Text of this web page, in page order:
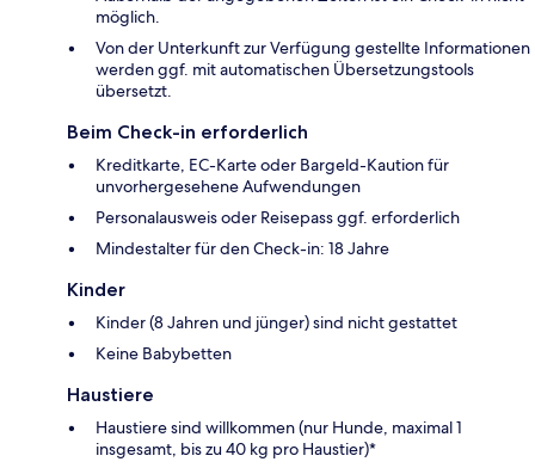
möglich.
Von der Unterkunft zur Verfügung gestellte Informationen
werden ggf. mit automatischen Übersetzungstools
übersetzt.
Beim Check-in erforderlich
Kreditkarte, EC-Karte oder Bargeld-Kaution für
unvorhergesehene Aufwendungen
Personalausweis oder Reisepass ggf. erforderlich
Mindestalter für den Check-in: 18 Jahre
Kinder
Kinder (8 Jahren und jünger) sind nicht gestattet
Keine Babybetten
Haustiere
Haustiere sind willkommen (nur Hunde, maximal 1
insgesamt, bis zu 40 kg pro Haustier)*